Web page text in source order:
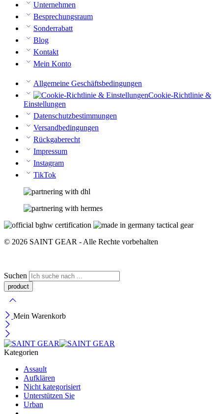
Unternehmen
Besprechungsraum
Sonderrabatt
Blog
Kontakt
Mein Konto
Allgemeine Geschäftsbedingungen
Cookie-Richtlinie &
Einstellungen
Datenschutzbestimmungen
Versandbedingungen
Rückgaberecht
Impressum
Instagram
TikTok
© 2026 SAINT GEAR - Alle Rechte vorbehalten
Suchen
Mein Warenkorb
Kategorien
Assault
Aufklären
Nicht kategorisiert
Unterstützen Sie
Urban